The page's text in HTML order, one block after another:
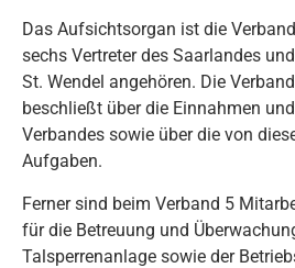
Das Aufsichtsorgan ist die
sechs Vertreter des Saarlandes
St. Wendel angehören. Die
beschließt über die Einnahmen
Verbandes sowie über die von
Aufgaben.
Ferner sind beim Verband 5
für die Betreuung und
Talsperrenanlage sowie der